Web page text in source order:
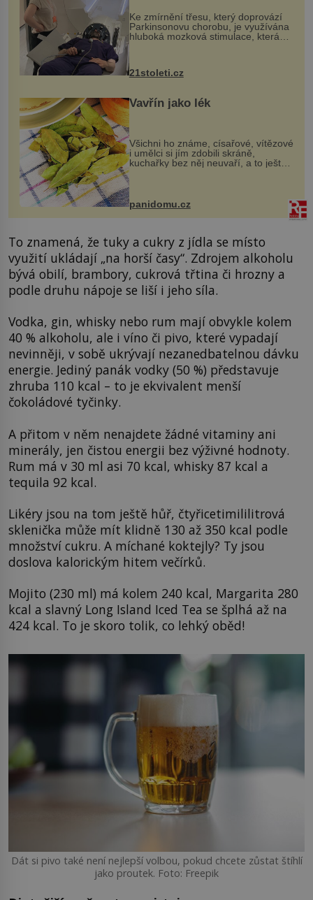
Ke zmírnění třesu, který doprovází
Parkinsonovu chorobu, je využívána
hluboká mozková stimulace, která
však vyžaduje vysoce invazivní
k dostatečně přesnému zacílení ...
21stoleti.cz
Vavřín jako lék
Všichni ho známe, císařové, vítězové
i umělci si jím zdobili skráně,
kuchařky bez něj neuvaří, a to ještě
nevíte, že bobkový list může výrazně
zmírnit některé naše neduhy.
Obsahuje v malém množství ně...
panidomu.cz
To znamená, že tuky a cukry z jídla se místo
využití ukládají „na horší časy“. Zdrojem alkoholu
bývá obilí, brambory, cukrová třtina či hrozny a
podle druhu nápoje se liší i jeho síla.
Vodka, gin, whisky nebo rum mají obvykle kolem
40 % alkoholu, ale i víno či pivo, které vypadají
nevinněji, v sobě ukrývají nezanedbatelnou dávku
energie. Jediný panák vodky (50 %) představuje
zhruba 110 kcal – to je ekvivalent menší
čokoládové tyčinky.
A přitom v něm nenajdete žádné vitaminy ani
minerály, jen čistou energii bez výživné hodnoty.
Rum má v 30 ml asi 70 kcal, whisky 87 kcal a
tequila 92 kcal.
Likéry jsou na tom ještě hůř, čtyřicetimililitrová
sklenička může mít klidně 130 až 350 kcal podle
množství cukru. A míchané koktejly? Ty jsou
doslova kalorickým hitem večírků.
Mojito (230 ml) má kolem 240 kcal, Margarita 280
kcal a slavný Long Island Iced Tea se šplhá až na
424 kcal. To je skoro tolik, co lehký oběd!
Dát si pivo také není nejlepší volbou, pokud chcete zůstat štíhlí
jako proutek. Foto: Freepik